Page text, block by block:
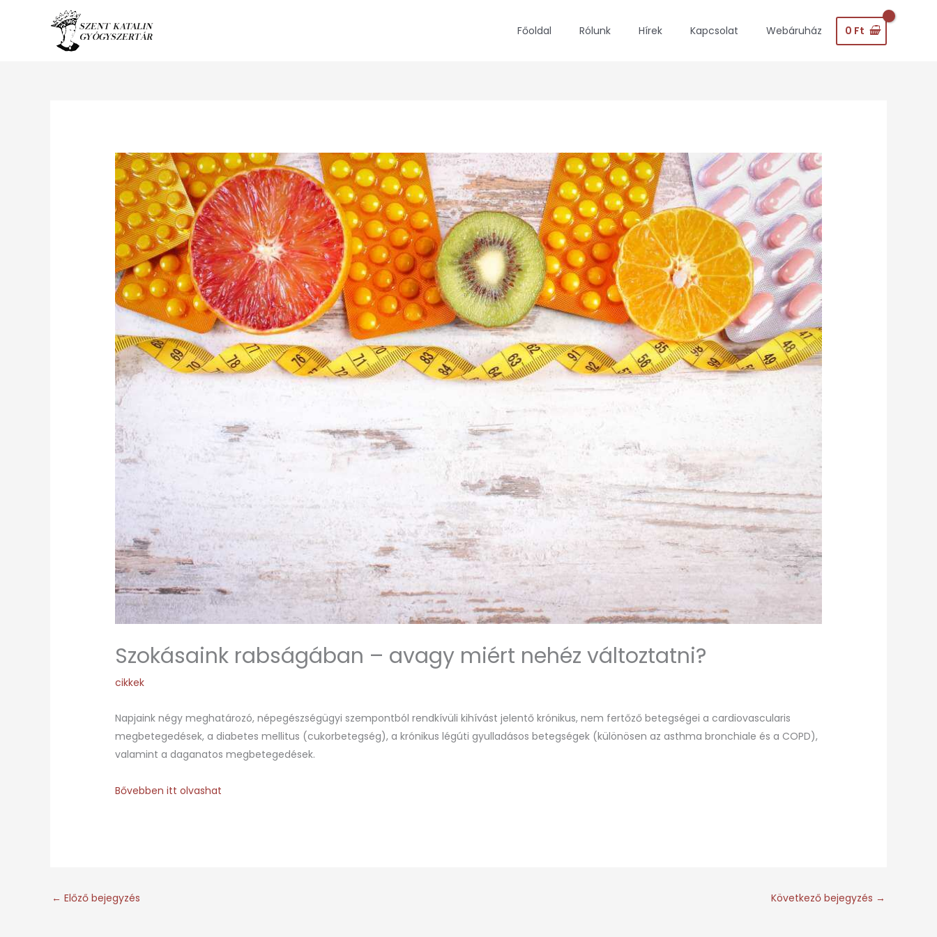
tartalomhoz
Főoldal Rólunk Hírek Kapcsolat Webáruház 0 Ft
Szokásaink rabságában – avagy miért nehéz változtatni?
cikkek
Napjaink négy meghatározó, népegészségügyi szempontból rendkívüli kihívást jelentő krónikus, nem fertőző betegségei a cardiovascularis
megbetegedések, a diabetes mellitus (cukorbetegség), a krónikus légúti gyulladásos betegségek (különösen az asthma bronchiale és a COPD),
valamint a daganatos megbetegedések.
Bővebben itt olvashat
← Előző bejegyzés Következő bejegyzés →